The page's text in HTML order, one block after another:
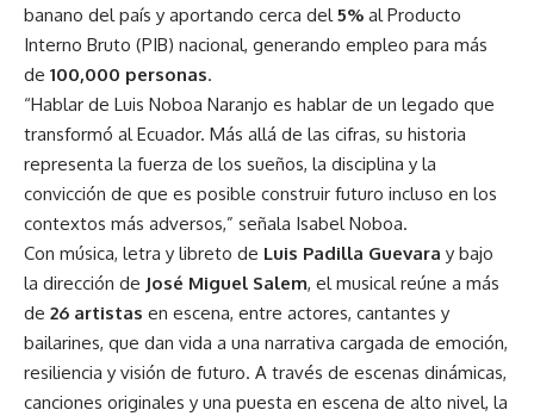
banano del país y aportando cerca del5% al Producto
Interno Bruto (PIB) nacional, generando empleo para más
de 100,000 personas.
“Hablar de Luis Noboa Naranjo es hablar de un legado que
transformó al Ecuador. Más allá de las cifras, su historia
representa la fuerza de los sueños, la disciplina y la
convicción de que es posible construir futuro incluso en los
contextos más adversos,” señala Isabel Noboa.
Con música, letra y libreto de Luis Padilla Guevara y bajo
la dirección de José Miguel Salem, el musical reúne a más
de 26 artistas en escena, entre actores, cantantes y
bailarines, que dan vida a una narrativa cargada de emoción,
resiliencia y visión de futuro. A través de escenas dinámicas,
canciones originales y una puesta en escena de alto nivel, la